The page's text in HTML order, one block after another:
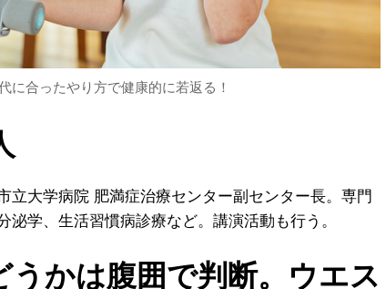
に合ったやり方で健康的に若返る！
立大学病院 肥満症治療センター副センター長。専門
学、生活習慣病診療など。講演活動も行う。
うかは腹囲で判断。ウエス